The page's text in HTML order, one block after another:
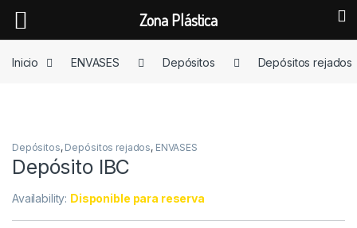
Inicio
ENVASES Depósitos Depósitos rejados
Depósitos, Depósitos rejados, ENVASES
Depósito IBC
Availability: Disponible para reserva
Zona Plástica